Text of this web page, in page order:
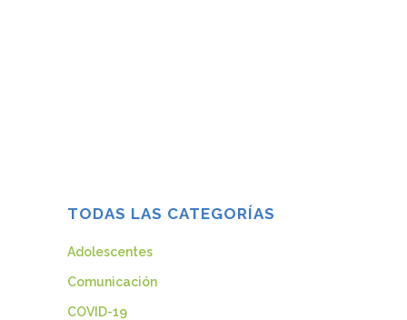
TODAS LAS CATEGORÍAS
Adolescentes
Comunicación
COVID-19